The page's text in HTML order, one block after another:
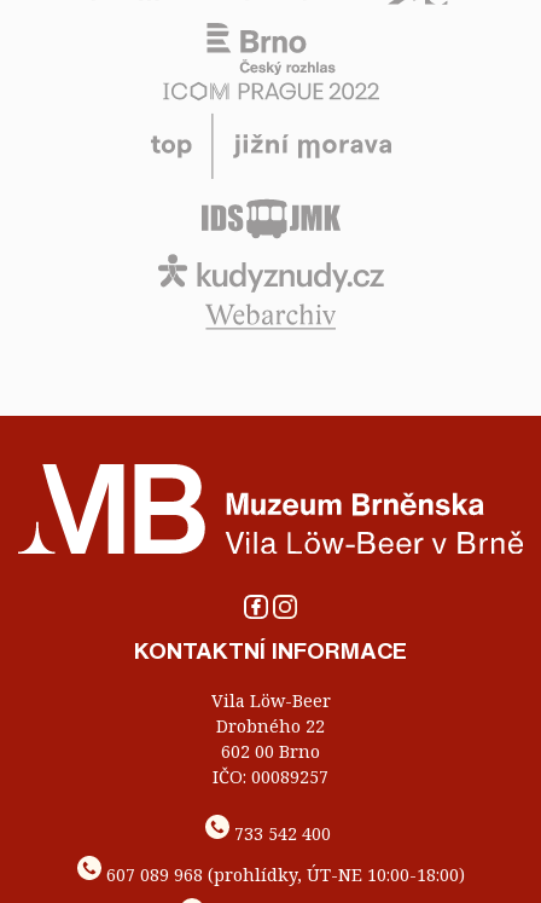
KONTAKTNÍ INFORMACE
Vila Löw-Beer
Drobného 22
602 00 Brno
IČO: 00089257
733 542 400
607 089 968 (prohlídky, ÚT-NE 10:00-18:00)